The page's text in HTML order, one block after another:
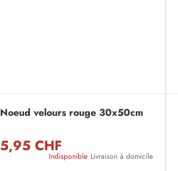
Noeud velours rouge 30x50cm
5,95 CHF
Indisponible Livraison à domicile